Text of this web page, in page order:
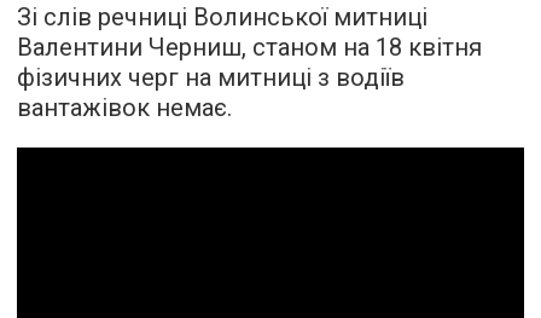
Зі слів речниці Волинської митниці
Валентини Черниш, станом на 18 квітня
фізичних черг на митниці з водіїв
вантажівок немає.